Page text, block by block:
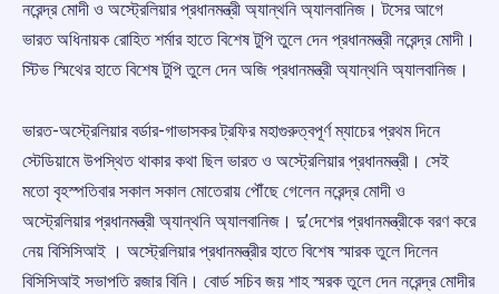
নরেন্দ্র মোদী ও অস্ট্রেলিয়ার প্রধানমন্ত্রী অ্যান্থনি অ্যালবানিজ। টসের আগে
ভারত অধিনায়ক রোহিত শর্মার হাতে বিশেষ টুপি তুলে দেন প্রধানমন্ত্রী নরেন্দ্র মোদী।
স্টিভ স্মিথের হাতে বিশেষ টুপি তুলে দেন অজি প্রধানমন্ত্রী অ্যান্থনি অ্যালবানিজ।
ভারত-অস্ট্রেলিয়ার বর্ডার-গাভাসকর ট্রফির মহাগুরুত্বপূর্ণ ম্যাচের প্রথম দিনে
স্টেডিয়ামে উপস্থিত থাকার কথা ছিল ভারত ও অস্ট্রেলিয়ার প্রধানমন্ত্রী। সেই
মতো বৃহস্পতিবার সকাল সকাল মোতেরায় পৌঁছে গেলেন নরেন্দ্র মোদী ও
অস্ট্রেলিয়ার প্রধানমন্ত্রী অ্যান্থনি অ্যালবানিজ। দু’দেশের প্রধানমন্ত্রীকে বরণ করে
নেয় বিসিসিআই । অস্ট্রেলিয়ার প্রধানমন্ত্রীর হাতে বিশেষ স্মারক তুলে দিলেন
বিসিসিআই সভাপতি রজার বিনি। বোর্ড সচিব জয় শাহ স্মরক তুলে দেন নরেন্দ্র মোদীর